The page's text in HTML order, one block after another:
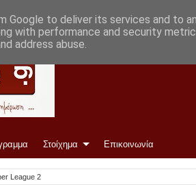
Στοίχημα Επικοινωνία
League 2
Google to deliver its services and to
with performance and security
address abuse.